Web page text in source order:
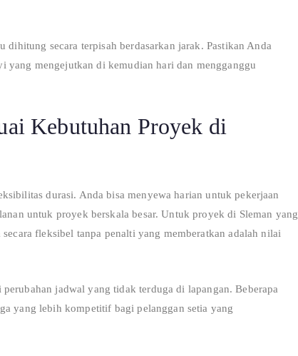
secara terpisah berdasarkan jarak. Pastikan Anda
yang mengejutkan di kemudian hari dan mengganggu
Kebutuhan Proyek di
durasi. Anda bisa menyewa harian untuk pekerjaan
untuk proyek berskala besar. Untuk proyek di Sleman yang
fleksibel tanpa penalti yang memberatkan adalah nilai
jadwal yang tidak terduga di lapangan. Beberapa
yang lebih kompetitif bagi pelanggan setia yang